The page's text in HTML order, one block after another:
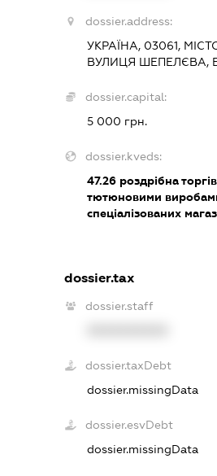
dossier.address:
УКРАЇНА, 03061,
ВУЛИЦЯ ШЕПЕЛЄВА,
dossier.capital:
5 000 грн.
dossier.kveds:
47.26роздрібна
тютюновими
спеціалізованих
dossier.tax
dossier.staff
dossier.taxDebt
dossier.missingData
dossier.esvDebt
dossier.missingData